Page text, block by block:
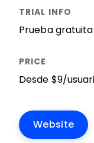
Prueba
Desde $9/
Website